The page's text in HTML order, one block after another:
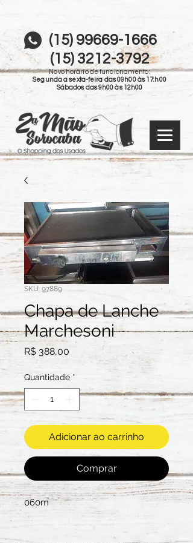
Novo horário de funcionamento:
Segunda a sexta-feira das 09h00 às 17:h00
Sábados das 9h00 às 12h00
(15) 99669-1666
(15) 3212-3792
SKU: 97889
Chapa de Lanche
Marchesoni
R$ 388,00
Quantidade *
Adicionar ao carrinho
Comprar
060m